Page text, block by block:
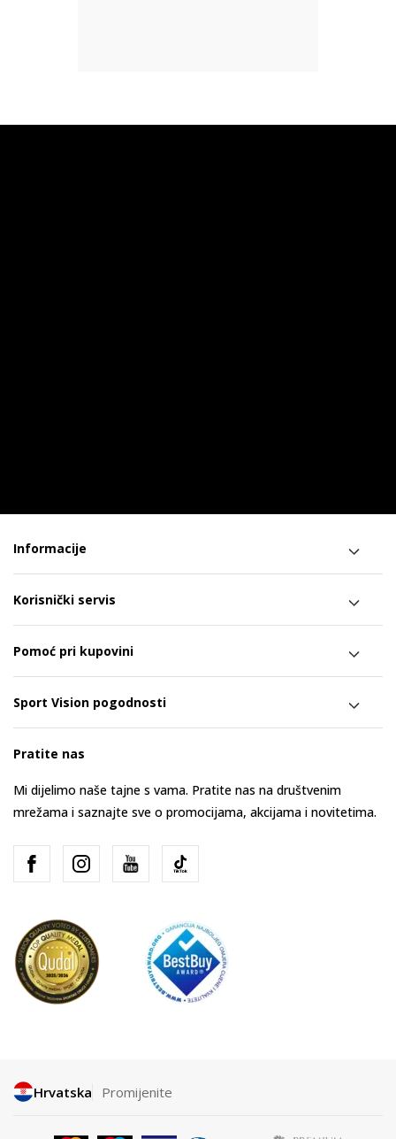
Informacije
Korisnički servis
Pomoć pri kupovini
Sport Vision pogodnosti
Pratite nas
Mi dijelimo naše tajne s vama. Pratite nas na društvenim
mrežama i saznajte sve o promocijama, akcijama i novitetima.
Hrvatska Promijenite